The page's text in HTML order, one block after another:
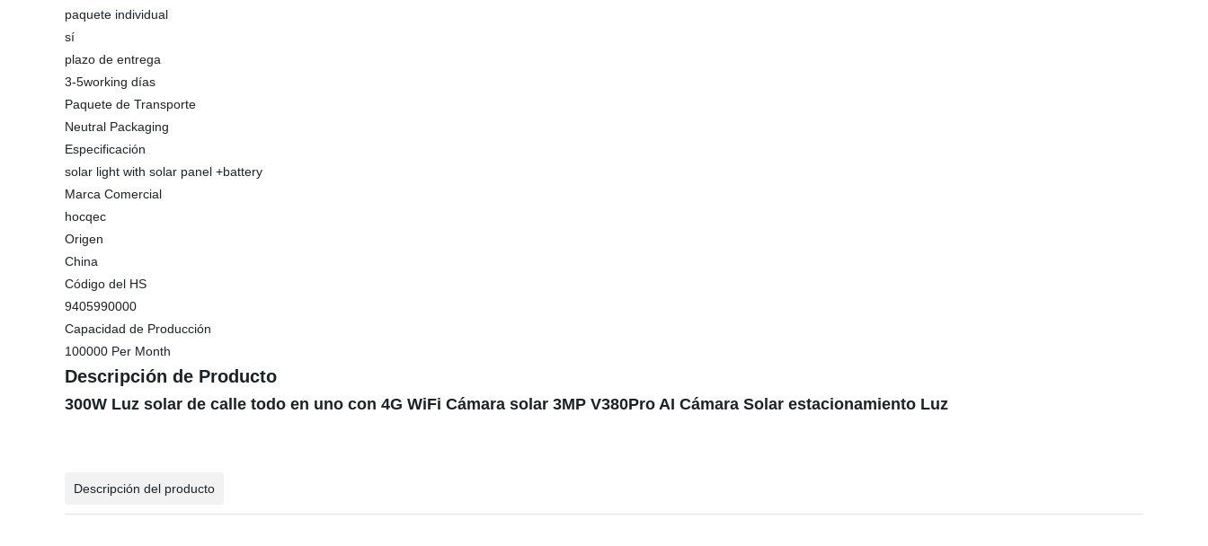
paquete individual
sí
plazo de entrega
3-5working días
Paquete de Transporte
Neutral Packaging
Especificación
solar light with solar panel +battery
Marca Comercial
hocqec
Origen
China
Código del HS
9405990000
Capacidad de Producción
100000 Per Month
Descripción de Producto
300W Luz solar de calle todo en uno con 4G WiFi Cámara solar 3MP V380Pro AI Cámara Solar estacionamiento Luz
Descripción del producto